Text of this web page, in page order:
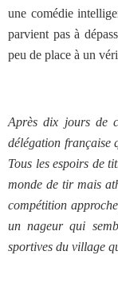
une comédie
parvient pas à
peu de place à un
Après dix jours de
délégation française
Tous les espoirs de
monde de tir mais
compétition
un nageur qui
sportives du village